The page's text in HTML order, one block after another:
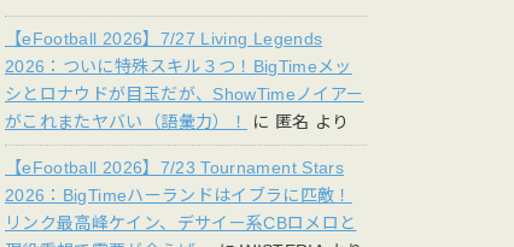
【eFootball 2026】7/27 Living Legends
2026：ついに特殊スキル３つ！BigTimeメッ
シとロナウドが目玉だが、ShowTimeノイアー
がこれまたヤバい（語彙力）！
に 匿名 より
【eFootball 2026】7/23 Tournament Stars
2026：BigTimeハーランドはイブラに匹敵！
リンク最高峰ケイン、デサイー系CBロメロと